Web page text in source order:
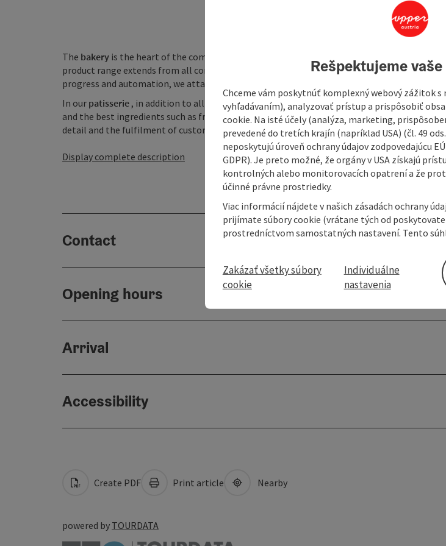
The bakery is the heart of the company. This is where our top-quality, fresh products are
product range extends from all commercially available products to homemade specialities.
progress and automation, we attach great importance to the craftsmanship of our individual
In our patisserie , in addition to all the classic cakes and pastries, we also produce
and the best ingredients such as fruit, butter, chocolate or marzipan are the basis, but it
detail and the fulfilment of customer wishes that make our cakes a delight. We ...
Display complete description
Contact
Opening hours
Arrival
Accessibility
Create PDF Print article Nearby
powered by TOURDATA
Rešpektujeme
Chceme vám poskytnúť komplexný webový zážitok
vyhľadávaním), analyzovať prístup a prispôsobiť
cookie. Na isté účely (analýza, marketing,
prevedené do tretích krajín (napríklad USA) (čl. 49
neposkytujú úroveň ochrany údajov zodpovedajúcu
GDPR). Je preto možné, že orgány v USA získajú
kontrolných alebo monitorovacích opatrení a že
účinné právne prostriedky.
Viac informácií nájdete v našich zásadách ochrany
prijímate súbory cookie (vrátane tých od
prostredníctvom samostatných nastavení. Tento
Zakázať všetky súbory
cookie
Individuálne
nastavenia